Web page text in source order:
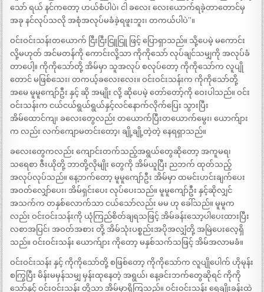
သော် ရယ် နင်ကတော့ ဟယ်စံပါပဲ၊ ငါ ခလေး လေးယောက်ရခဲ့တာတောင်မှ
အခု နင်လုပ်သလို အစုံအလုပ်မခံခဲ့ရဖူးဘူး၊ တကယ်ပါပဲ”။
ဝင်းဝင်းသန်းတယောက် ငြီးငြီးငြူငြူ ဖြင့် ပြောရှာသည်။ သို့ပေမဲ့ မကောင်း
လို့မဟုတ် အင်မတန်ကို ကောင်းလို့သာ ကိုကိုသော် လုပ်ချင်သမျှကို အလုပ်ခံ
တာပေါ့။ ကိုကိုသော်တို့ အိမ်မှာ သူအလုပ် စလုပ်တော့ ကိုကိုသော်က လူပျို
တောင် မဖြစ်သေး၊ တကယ့်ခလေးလေး။ ဝင်းဝင်းသန်းက ကိုကိုသော်တို့
အမေ မူမူကျော်ဦး နှင့် ဆို အမျိုး လို့ ဆိုပေမဲ့ တော်တော့်ကို ဝေးပါသည်။ ဝင်း
ဝင်းသန်းက ငယ်ငယ်ရွယ်ရွယ်နှင့်လင်နောက်လိုက်ပြေး သွားပြီး
အိမ်ထောင်ကျ၊ ခလေးတွေလည်း တယောက်ပြီးတယောက်မွေး၊ ယောက်ျား
က လည်း လက်ကျောမတင်းတော့၊ ချို့ချို့တဲ့တဲ့ နေရရှာသည်။
ခလေးတွေကလည်း ကျောင်းတက်သည့်အရွယ်တွေဆိုတော့ အကူမရ၊
သရေစာ ဇီးယိုတို့ ဘာတို့လိုမျိုး တွေကို အိမ်ယူပြီး ညဘက် ထုတ်သည့်
အလုပ်လုပ်သည်။ နေ့ဘက်တော့ မူမူကျော်ဦး အိမ်မှာ ထမင်းဟင်းချက်ပေး
အဝတ်လျှော်ပေး၊ အိမ်ရှင်းပေး လုပ်ပေးသည်။ မူမူကျော်ဦး နှင့်ဆိုလျှင်
အသက်က တနှစ်လောက်သာ ငယ်သော်လည်း မမ ဟု ခေါ်သည်။ မူမူက
လည်း ဝင်းဝင်းသန်းကို ယုံကြည်စိတ်ချရသဖြင့် အိမ်ခန်းသော့ပါပေးထားပြီး
လစာအပြင်၊ အဝတ်အစား တို့ အိမ်သုံးပစ္စည်းအပိုအလျှံတို့ အမြဲပေးလေ့ရှိ
သည်။ ဝင်းဝင်းသန်း ယောက်ျား ကိုတော့ မနှစ်သက်သဖြင့် အိမ်အလာမခံ။
ဝင်းဝင်းသန်း နှင့် ကိုကိုသော်တို့ စဖြစ်တော့ ကိုကိုသော်က လူပျိုပေါက် ဟိုမုန်း
စကြွပြီး မိန်းမမှန်သမျှ မှန်းထုနေတဲ့ အရွယ်၊ နေ့ခင်းဘက်တွေဆိုရင် ကိုကို
သော်နှင့် ဝင်းဝင်းသန်း တို့သာ အိမ်မှာရှိကြသည်။ ဝင်းဝင်းသန်း ရေချိုးခန်းထဲ